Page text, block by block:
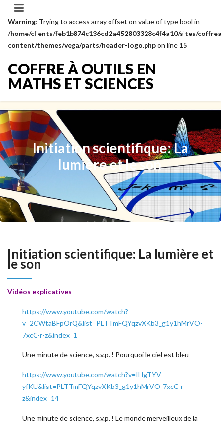
Warning: Trying to access array offset on value of type bool in
/home/clients/feb1b874c136cd2a452803328c4f4a10/sites/
content/themes/vega/parts/header-logo.phpon line 15
COFFRE À OUTILS EN
MATHS ET SCIENCES
Initiation scientifique: La
lumière et le son
Initiation scientifique: La lumière et
le son
Vidéos explicatives
https://www.youtube.com/watch?
v=2CWtaBFpOrQ&list=PLTTmFQYqzvXKb3_g1y1hMrVO-
7xcC-r-z&index=1
Une minute de science, s.v.p. ! Pourquoi le ciel est bleu
https://www.youtube.com/watch?v=IHgTYV-
yfKU&list=PLTTmFQYqzvXKb3_g1y1hMrVO-7xcC-r-
z&index=14
Une minute de science, s.v.p. ! Le monde merveilleux de la